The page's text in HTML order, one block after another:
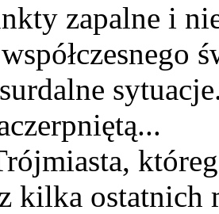
zapalne i
kilka ostatnich